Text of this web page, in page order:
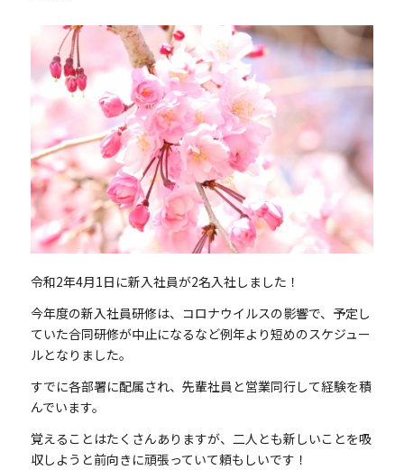
令和2年4月1日に新入社員が2名入社しました！
今年度の新入社員研修は、コロナウイルスの影響で、予定し
ていた合同研修が中止になるなど例年より短めのスケジュー
ルとなりました。
すでに各部署に配属され、先輩社員と営業同行して経験を積
んでいます。
覚えることはたくさんありますが、二人とも新しいことを吸
収しようと前向きに頑張っていて頼もしいです！